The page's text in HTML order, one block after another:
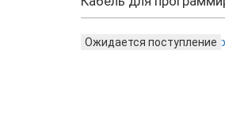
Ожидается поступление